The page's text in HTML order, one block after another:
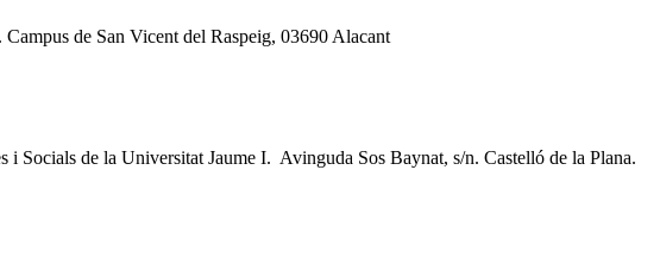
de San Vicent del Raspeig, 03690 Alacant
i Socials de la Universitat Jaume I. Avinguda Sos Baynat, s/n. Castelló de la Plana.